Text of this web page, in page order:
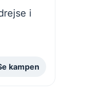
i
kampen